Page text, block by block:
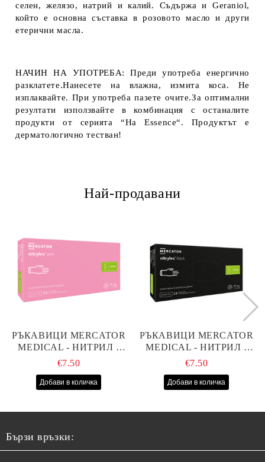
селен, желязо, натрий и калий. Съдържа и Geraniol,
който е основна съставка в розовото масло и други
етерични масла.
НАЧИН НА УПОТРЕБА: Преди употреба енергично
разклатете.Нанесете на влажна, измита коса. Не
изплаквайте. При употреба пазете очите.За оптимални
резултати използвайте в комбинация с останалите
продукти от серията “Ha Essence“. Продуктът е
дерматологично тестван!
Най-продавани
РЪКАВИЦИ MERCATOR
MEDICAL - НИТРИЛ -
РОЗОВИ - S - 100БР
€7.50
РЪКАВИЦИ MERCATOR
MEDICAL - НИТРИЛ -
ЧЕРНИ - S - 100БР
€7.50
Бързи връзки: